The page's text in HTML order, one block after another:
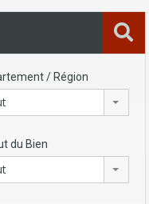
/ Région
du Bien